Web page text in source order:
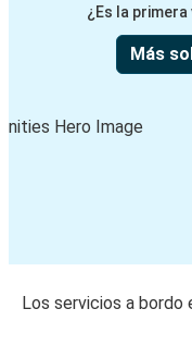
¿Es la
Más
Los servicios a bordo